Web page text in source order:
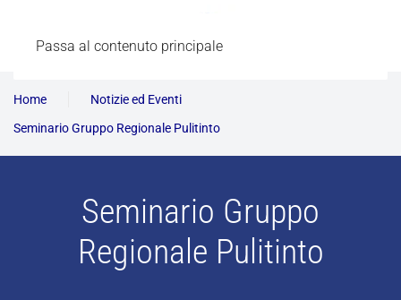
Passa al contenuto principale
Home
Notizie ed Eventi
Seminario Gruppo Regionale Pulitinto
Seminario Gruppo
Regionale Pulitinto